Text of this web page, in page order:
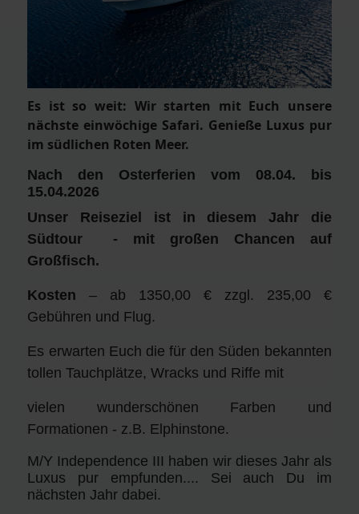
Es ist so weit: Wir starten mit Euch unsere
nächste einwöchige Safari. Genieße Luxus pur
im südlichen Roten Meer.
Nach den Osterferien vom 08.04. bis
15.04.2026
Unser Reiseziel ist in diesem Jahr die
Südtour - mit großen Chancen auf
Großfisch.
Kosten – ab 1350,00 € zzgl. 235,00 €
Gebühren und Flug.
Es erwarten Euch die für den Süden bekannten
tollen Tauchplätze, Wracks und Riffe mit
vielen wunderschönen Farben und
Formationen - z.B. Elphinstone.
M/Y Independence III haben wir dieses Jahr als
Luxus pur empfunden.... Sei auch Du im
nächsten Jahr dabei.